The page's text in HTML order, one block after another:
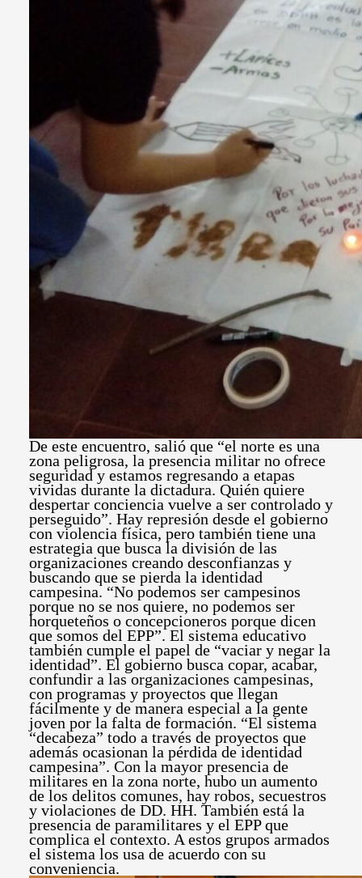
De este encuentro, salió que “el norte es una
zona peligrosa, la presencia militar no ofrece
seguridad y estamos regresando a etapas
vividas durante la dictadura. Quién quiere
despertar conciencia vuelve a ser controlado y
perseguido”. Hay represión desde el gobierno
con violencia física, pero también tiene una
estrategia que busca la división de las
organizaciones creando desconfianzas y
buscando que se pierda la identidad
campesina. “No podemos ser campesinos
porque no se nos quiere, no podemos ser
horqueteños o concepcioneros porque dicen
que somos del EPP”. El sistema educativo
también cumple el papel de “vaciar y negar la
identidad”. El gobierno busca copar, acabar,
confundir a las organizaciones campesinas,
con programas y proyectos que llegan
fácilmente y de manera especial a la gente
joven por la falta de formación. “El sistema
“decabeza” todo a través de proyectos que
además ocasionan la pérdida de identidad
campesina”. Con la mayor presencia de
militares en la zona norte, hubo un aumento
de los delitos comunes, hay robos, secuestros
y violaciones de DD. HH. También está la
presencia de paramilitares y el EPP que
complica el contexto. A estos grupos armados
el sistema los usa de acuerdo con su
conveniencia.